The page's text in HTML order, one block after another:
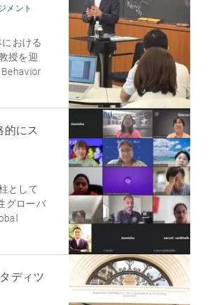
メント
おける
授を迎
的にス
として
グローバ
ディツ